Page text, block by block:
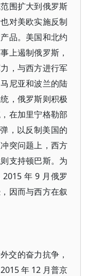
围扩大到俄罗斯
对美欧实施反制
品。美国和北约
上遏制俄罗斯，
，与西方进行军
尼亚和波兰的陆
，俄罗斯则积极
在加里宁格勒部
，以反制美国的
突问题上，西方
支持顿巴斯。为
年 9 月俄罗
因而与西方在叙
交的奋力抗争，
年 12 月普京